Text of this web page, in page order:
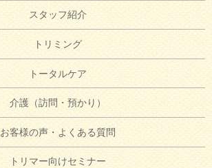
スタッフ紹介
トリミング
トータルケア
介護（訪問・預かり）
お客様の声・よくある質問
トリマー向けセミナー